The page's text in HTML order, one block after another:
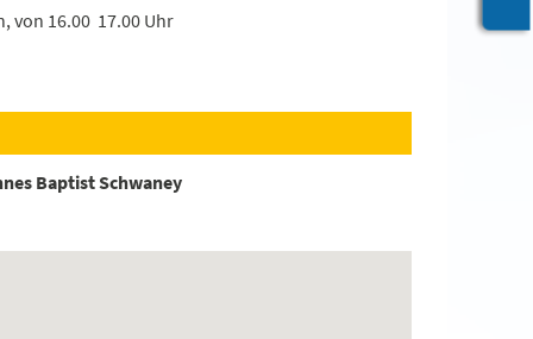
16.00  17.00 Uhr
Baptist Schwaney